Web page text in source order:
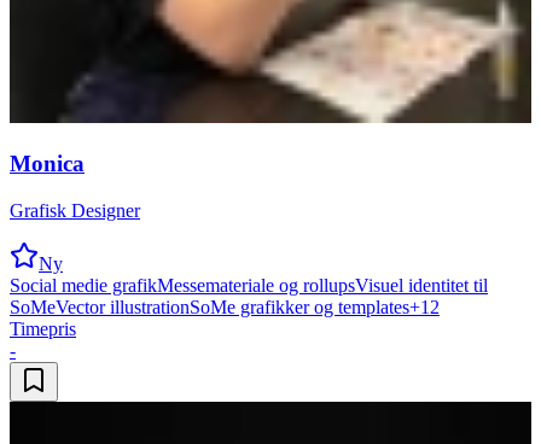
Monica
Grafisk Designer
Ny
Social medie grafikMessemateriale og rollupsVisuel identitet til
SoMeVector illustrationSoMe grafikker og templates+12
Timepris
-